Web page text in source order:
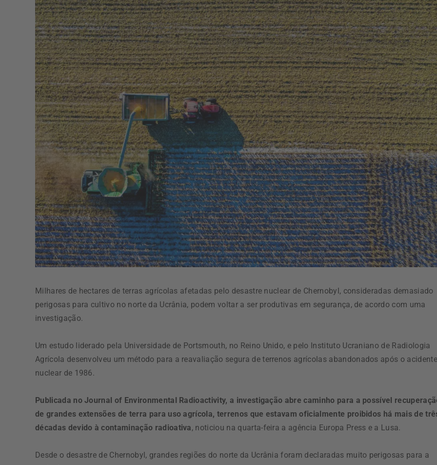
Milhares de hectares de terras agrícolas afetadas pelo desastre nuclear de Chernobyl, consideradas demasiado
perigosas para cultivo no norte da Ucrânia, podem voltar a ser produtivas em segurança, de acordo com uma
investigação.
Um estudo liderado pela Universidade de Portsmouth, no Reino Unido, e pelo Instituto Ucraniano de Radiologia
Agrícola desenvolveu um método para a reavaliação segura de terrenos agrícolas abandonados após o acidente
nuclear de 1986.
Publicada no Journal of Environmental Radioactivity, a investigação abre caminho para a possível
de grandes extensões de terra para uso agrícola, terrenos que estavam oficialmente proibidos há mais de
décadas devido à contaminação radioativa, noticiou na quarta-feira a agência Europa Press e a Lusa.
Desde o desastre de Chernobyl, grandes regiões do norte da Ucrânia foram declaradas muito perigosas para a